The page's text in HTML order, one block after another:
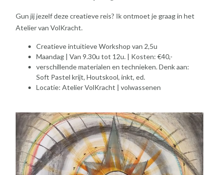
Gun jij jezelf deze creatieve reis? Ik ontmoet je graag in het
Atelier van VolKracht.
Creatieve intuïtieve Workshop van 2,5u
Maandag | Van 9.30u tot 12u. | Kosten: €40,-
verschillende materialen en technieken. Denk aan:
Soft Pastel krijt, Houtskool, inkt, ed.
Locatie: Atelier VolKracht | volwassenen